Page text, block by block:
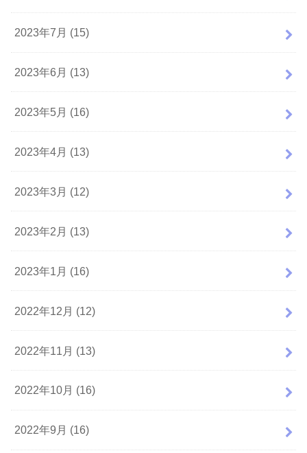
2023年7月 (15)
2023年6月 (13)
2023年5月 (16)
2023年4月 (13)
2023年3月 (12)
2023年2月 (13)
2023年1月 (16)
2022年12月 (12)
2022年11月 (13)
2022年10月 (16)
2022年9月 (16)